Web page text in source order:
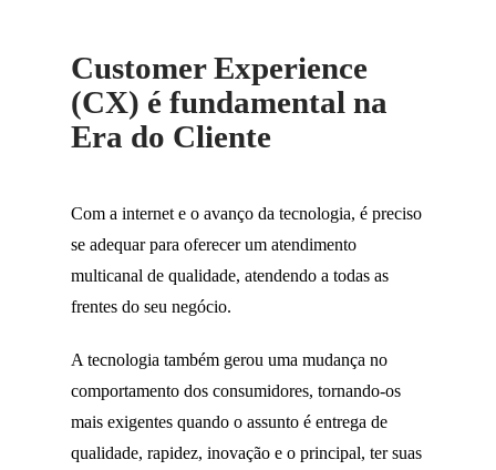
Customer Experience
(CX) é fundamental na
Era do Cliente
Com a internet e o avanço da tecnologia, é preciso
se adequar para oferecer um atendimento
multicanal de qualidade, atendendo a todas as
frentes do seu negócio.
A tecnologia também gerou uma mudança no
comportamento dos consumidores, tornando-os
mais exigentes quando o assunto é entrega de
qualidade, rapidez, inovação e o principal, ter suas